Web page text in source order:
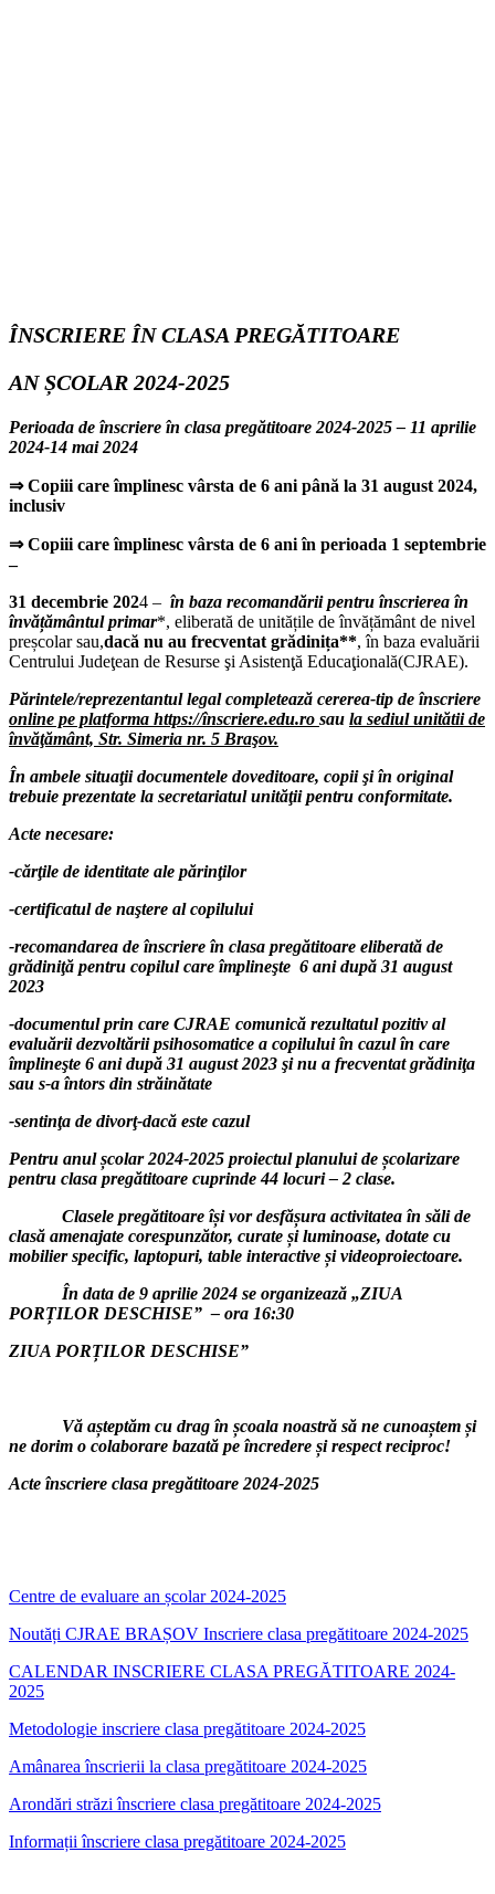
ÎNSCRIERE ÎN CLASA PREGĂTITOARE
AN ȘCOLAR 2024-2025
Perioada de înscriere în clasa pregătitoare 2024-2025 – 11 aprilie
2024-14 mai 2024
⇒Copiii care împlinesc vârsta de 6 ani până la 31 august 2024,
inclusiv
⇒Copiii care împlinesc vârsta de 6 ani în perioada 1 septembrie
–
31 decembrie 2024 – în baza recomandării pentru înscrierea în
învățământul primar*, eliberată de unitățile de învățământ de nivel
preșcolar sau,dacă nu au frecventat grădinița**, în baza evaluării
Centrului Judeţean de Resurse şi Asistenţă Educaţională(CJRAE).
Părintele/reprezentantul legal completează cererea-tip de înscriere
online pe platforma https://înscriere.edu.ro sau la sediul unitătii de
învăţământ, Str. Simeria nr. 5 Braşov.
În ambele situaţii documentele doveditoare, copii şi în original
trebuie prezentate la secretariatul unităţii pentru conformitate.
Acte necesare:
-cărţile de identitate ale părinţilor
-certificatul de naştere al copilului
-recomandarea de înscriere în clasa pregătitoare eliberată de
grădiniţă pentru copilul care împlineşte 6 ani după 31 august
2023
-documentul prin care CJRAE comunică rezultatul pozitiv al
evaluării dezvoltării psihosomatice a copilului în cazul în care
împlineşte 6 ani după 31 august 2023 şi nu a frecventat grădiniţa
sau s-a întors din străinătate
-sentinţa de divorţ-dacă este cazul
Pentru anul școlar 2024-2025 proiectul planului de școlarizare
pentru clasa pregătitoare cuprinde 44 locuri – 2 clase.
Clasele pregătitoare își vor desfășura activitatea în săli de
clasă amenajate corespunzător, curate și luminoase, dotate cu
mobilier specific, laptopuri, table interactive și videoproiectoare.
În data de 9 aprilie 2024 se organizează „ZIUA
PORȚILOR DESCHISEˮ – ora 16:30
ZIUA PORȚILOR DESCHISEˮ
Vă așteptăm cu drag în școala noastră să ne cunoaștem și
ne dorim o colaborare bazată pe încredere și respect reciproc!
Acte înscriere clasa pregătitoare 2024-2025
Centre de evaluare an școlar 2024-2025
Noutăți CJRAE BRAȘOV Inscriere clasa pregătitoare 2024-2025
CALENDAR INSCRIERE CLASA PREGĂTITOARE 2024-
2025
Metodologie inscriere clasa pregătitoare 2024-2025
Amânarea înscrierii la clasa pregătitoare 2024-2025
Arondări străzi înscriere clasa pregătitoare 2024-2025
Informații înscriere clasa pregătitoare 2024-2025